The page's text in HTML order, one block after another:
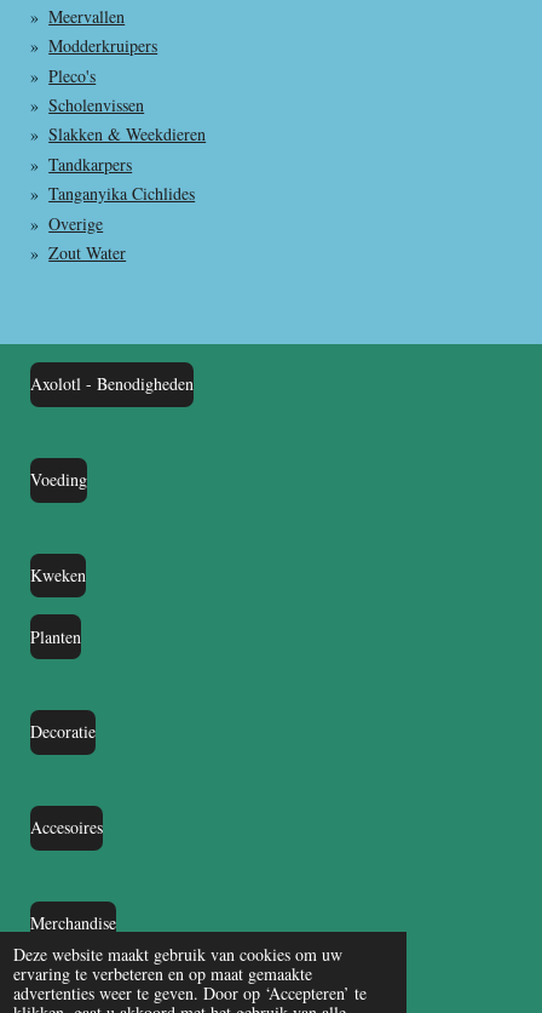
Deze website maakt gebruik van cookies om uw
ervaring te verbeteren en op maat gemaakte
advertenties weer te geven. Door op ‘Accepteren’ te
Meervallen
Modderkruipers
Pleco's
Scholenvissen
Slakken & Weekdieren
Tandkarpers
Tanganyika Cichlides
Overige
Zout Water
Axolotl - Benodigheden
Voeding
Kweken
Planten
Decoratie
Accesoires
Merchandise